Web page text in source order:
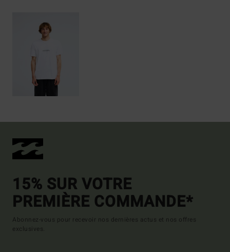
15% SUR VOTRE
PREMIÈRE COMMANDE*
Abonnez-vous pour recevoir nos dernières actus et nos offres
exclusives.